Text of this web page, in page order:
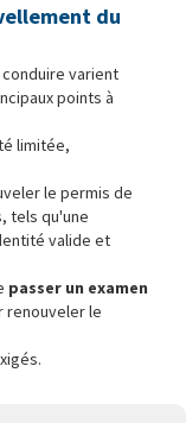
du
varient
points à
limitée,
le permis de
tels qu'une
valide et
passer un examen
renouveler le